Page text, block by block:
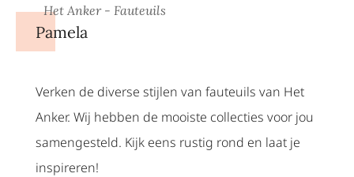
Het Anker - Fauteuils
Pamela
Verken de diverse stijlen van fauteuils van Het
Anker. Wij hebben de mooiste collecties voor jou
samengesteld. Kijk eens rustig rond en laat je
inspireren!